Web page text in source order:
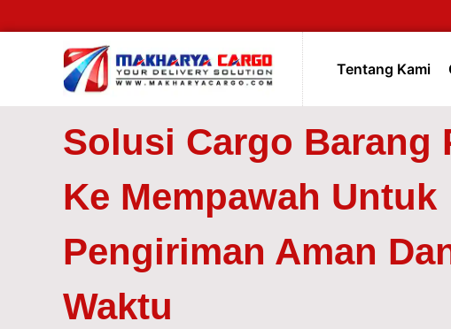
Tentang Kami
Solusi Cargo Barang
Ke Mempawah Untuk
Pengiriman Aman
Waktu